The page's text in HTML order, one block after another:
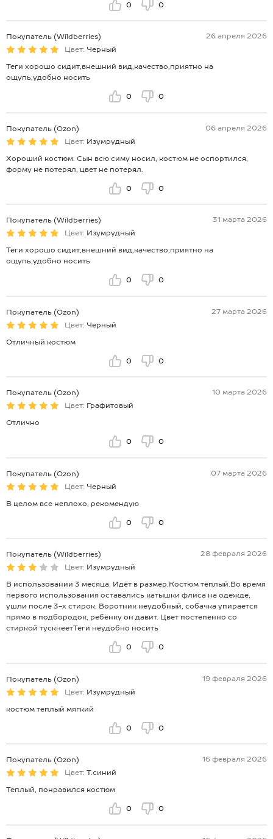
0 0
Покупатель (Wildberries)
26 апреля 2026
Цвет: Черный
Теги хорошо сидит,внешний вид,качество,приятно на
ощупь,удобно носить
0 0
Покупатель (Ozon)
06 апреля 2026
Цвет: Изумрудный
Хороший костюм. Сын всю симу носил, костюм не оспортился,
форму не потерял, цвет не потерял.
0 0
Покупатель (Wildberries)
31 марта 2026
Цвет: Изумрудный
Теги хорошо сидит,внешний вид,качество,приятно на
ощупь,удобно носить
0 0
Покупатель (Ozon)
27 марта 2026
Цвет: Черный
Отличный костюм
0 0
Покупатель (Ozon)
10 марта 2026
Цвет: Графитовый
Отлично
0 0
Покупатель (Ozon)
07 марта 2026
Цвет: Черный
В целом все неплохо, рекомендую
0 0
Покупатель (Wildberries)
28 февраля 2026
Цвет: Изумрудный
В использовании 3 месяца. Идёт в размер.Костюм тёплый.Во время
первого использования оставались катышки флиса на одежде,
ушли после 3-х стирок. Воротник неудобный, собачка упирается
прямо в подбородок, ребёнку он давит. Цвет постепенно со
стиркой тускнеетТеги неудобно носить
0 0
Покупатель (Ozon)
19 февраля 2026
Цвет: Изумрудный
костюм теплый мягкий
0 0
Покупатель (Ozon)
16 февраля 2026
Цвет: Т.синий
Теплый, понравился костюм
0 0